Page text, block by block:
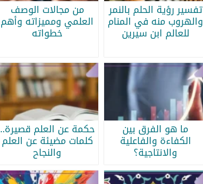
تفسير رؤية الحلم بالنمر
والهروب منه في المنام
للعالم ابن سيرين
من مجالات الوصف
العلمي ومميزاته وأهم
خطواته
ما هو الفرق بين
الكفاءة والفاعلية
والانتاجية؟
حكمة عن العلم قصيرة..
كلمات مضيئة عن العلم
والنجاح